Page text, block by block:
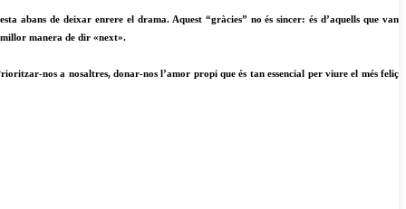
abans de deixar enrere el drama. Aquest “gràcies” no és sincer: és d’aquells que van
millor manera de dir «next».
nos a nosaltres, donar-nos l’amor propi que és tan essencial per viure el més feliç